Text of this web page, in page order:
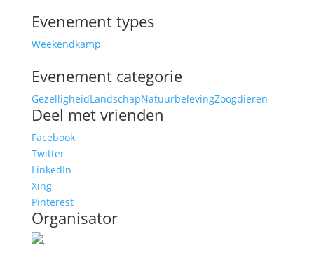
Evenement types
Weekendkamp
Evenement categorie
GezelligheidLandschapNatuurbelevingZoogdieren
Deel met vrienden
Facebook
Twitter
LinkedIn
Xing
Pinterest
Organisator